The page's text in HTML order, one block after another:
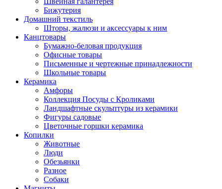
Бижутерия
Домашний текстиль
Шторы, жалюзи и аксессуары к ним
Канцтовары
Бумажно-беловая продукция
Офисные товары
Письменные и чертежные принадлежности
Школьные товары
Керамика
Амфоры
Коллекция Посуды с Кроликами
Ландшафтные скульптуры из керамики
Фигуры садовые
Цветочные горшки керамика
Копилки
Животные
Люди
Обезьянки
Разное
Собаки